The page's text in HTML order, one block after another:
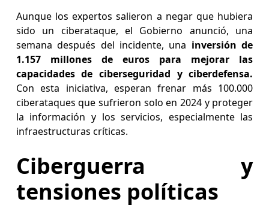
Aunque los expertos salieron a negar que hubiera
sido un ciberataque, el Gobierno anunció, una
semana después del incidente, una inversión de
1.157 millones de euros para mejorar las
capacidades de ciberseguridad y ciberdefensa.
Con esta iniciativa, esperan frenar más 100.000
ciberataques que sufrieron solo en 2024 y proteger
la información y los servicios, especialmente las
infraestructuras críticas.
Ciberguerra y
tensiones políticas